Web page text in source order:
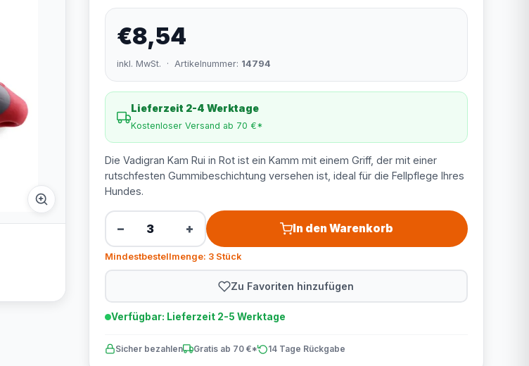
€8,54
inkl. MwSt. · Artikelnummer: 14794
Lieferzeit 2-4 Werktage
Kostenloser Versand ab 70 €*
Die Vadigran Kam Rui in Rot ist ein Kamm mit einem Griff, der mit einer
rutschfesten Gummibeschichtung versehen ist, ideal für die Fellpflege Ihres
Hundes.
− + In den Warenkorb
Mindestbestellmenge: 3 Stück
Zu Favoriten hinzufügen
Verfügbar: Lieferzeit 2-5 Werktage
Sicher bezahlen Gratis ab 70 €* 14 Tage Rückgabe